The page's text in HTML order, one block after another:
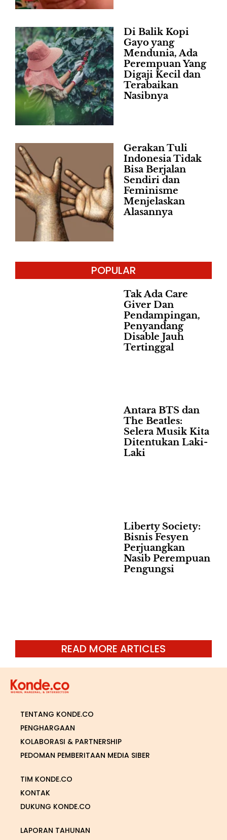
Di Balik Kopi
Gayo yang
Mendunia, Ada
Perempuan Yang
Digaji Kecil dan
Terabaikan
Nasibnya
Gerakan Tuli
Indonesia Tidak
Bisa Berjalan
Sendiri dan
Feminisme
Menjelaskan
Alasannya
POPULAR
Tak Ada Care
Giver Dan
Pendampingan,
Penyandang
Disable Jauh
Tertinggal
Antara BTS dan
The Beatles:
Selera Musik Kita
Ditentukan Laki-
Laki
Liberty Society:
Bisnis Fesyen
Perjuangkan
Nasib Perempuan
Pengungsi
READ MORE ARTICLES
TENTANG KONDE.CO
PENGHARGAAN
KOLABORASI & PARTNERSHIP
PEDOMAN PEMBERITAAN MEDIA SIBER
TIM KONDE.CO
KONTAK
DUKUNG KONDE.CO
LAPORAN TAHUNAN